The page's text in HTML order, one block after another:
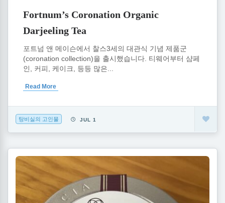
Fortnum’s Coronation Organic
Darjeeling Tea
포트넘 앤 메이슨에서 찰스3세의 대관식 기념 제품군
(coronation collection)을 출시했습니다. 티웨어부터 샴페
인, 커피, 케이크, 등등 많은...
Read More
탕비실의 고인물 JUL 1